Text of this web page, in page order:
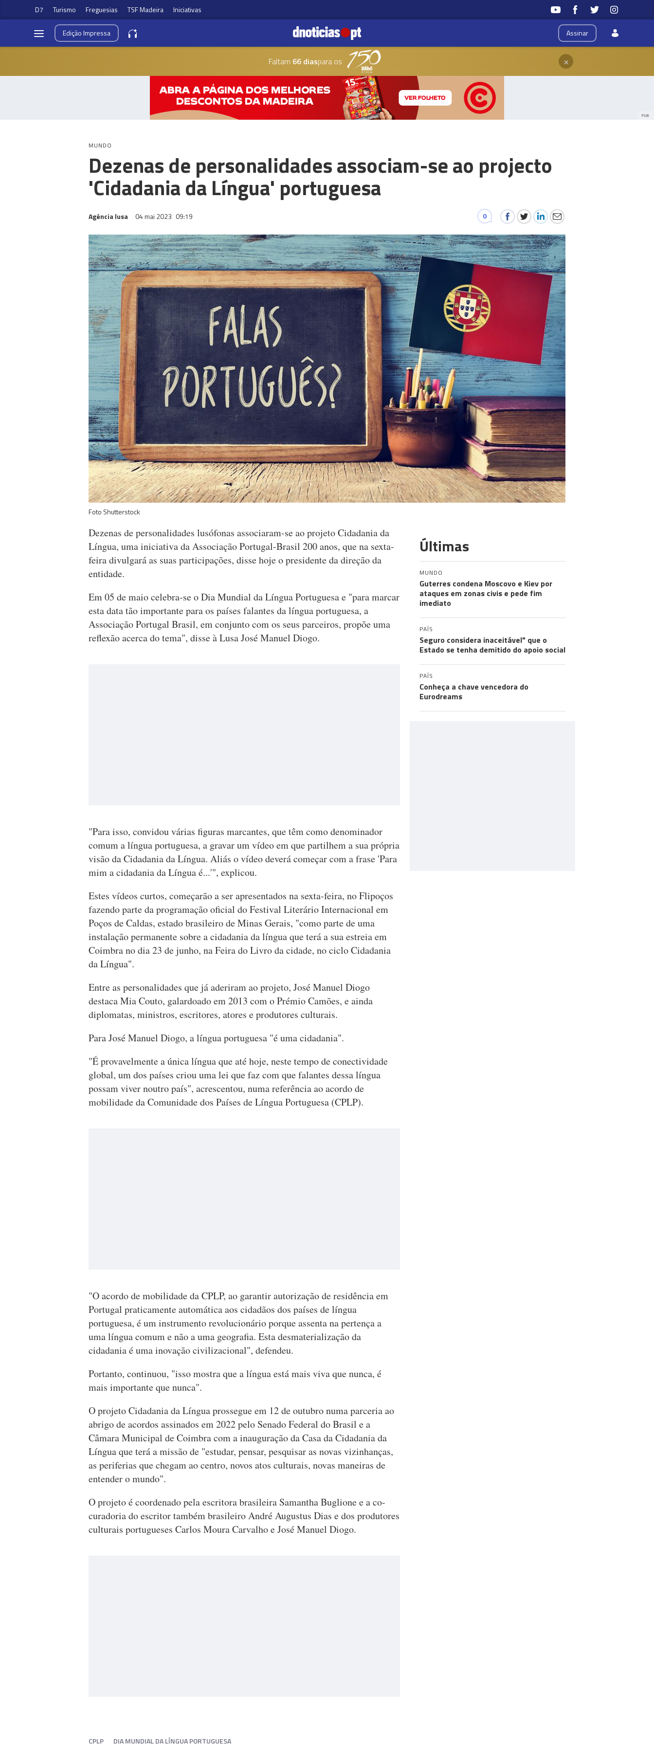
D7 Turismo Freguesias TSF Madeira Iniciativas
Assinar
EdiçãoImpressa
Faltam 66 diaspara os ×
PUB
MUNDO
Dezenas de personalidades associam-se ao projecto
'Cidadania da Língua' portuguesa
Agência lusa 04 mai 2023 09:19 0
Foto Shutterstock
Dezenas de personalidades lusófonas associaram-se ao projeto Cidadania da
Língua, uma iniciativa da Associação Portugal-Brasil 200 anos, que na sexta-
feira divulgará as suas participações, disse hoje o presidente da direção da
entidade.
Em 05 de maio celebra-se o Dia Mundial da Língua Portuguesa e "para marcar
esta data tão importante para os países falantes da língua portuguesa, a
Associação Portugal Brasil, em conjunto com os seus parceiros, propõe uma
reflexão acerca do tema", disse à Lusa José Manuel Diogo.
"Para isso, convidou várias figuras marcantes, que têm como denominador
comum a língua portuguesa, a gravar um vídeo em que partilhem a sua própria
visão da Cidadania da Língua. Aliás o vídeo deverá começar com a frase 'Para
mim a cidadania da Língua é...'", explicou.
Estes vídeos curtos, começarão a ser apresentados na sexta-feira, no Flipoços
fazendo parte da programação oficial do Festival Literário Internacional em
Poços de Caldas, estado brasileiro de Minas Gerais, "como parte de uma
instalação permanente sobre a cidadania da língua que terá a sua estreia em
Coimbra no dia 23 de junho, na Feira do Livro da cidade, no ciclo Cidadania
da Língua".
Entre as personalidades que já aderiram ao projeto, José Manuel Diogo
destaca Mia Couto, galardoado em 2013 com o Prémio Camões, e ainda
diplomatas, ministros, escritores, atores e produtores culturais.
Para José Manuel Diogo, a língua portuguesa "é uma cidadania".
"É provavelmente a única língua que até hoje, neste tempo de conectividade
global, um dos países criou uma lei que faz com que falantes dessa língua
possam viver noutro país", acrescentou, numa referência ao acordo de
mobilidade da Comunidade dos Países de Língua Portuguesa (CPLP).
"O acordo de mobilidade da CPLP, ao garantir autorização de residência em
Portugal praticamente automática aos cidadãos dos países de língua
portuguesa, é um instrumento revolucionário porque assenta na pertença a
uma língua comum e não a uma geografia. Esta desmaterialização da
cidadania é uma inovação civilizacional", defendeu.
Portanto, continuou, "isso mostra que a língua está mais viva que nunca, é
mais importante que nunca".
O projeto Cidadania da Língua prossegue em 12 de outubro numa parceria ao
abrigo de acordos assinados em 2022 pelo Senado Federal do Brasil e a
Câmara Municipal de Coimbra com a inauguração da Casa da Cidadania da
Língua que terá a missão de "estudar, pensar, pesquisar as novas vizinhanças,
as periferias que chegam ao centro, novos atos culturais, novas maneiras de
entender o mundo".
O projeto é coordenado pela escritora brasileira Samantha Buglione e a co-
curadoria do escritor também brasileiro André Augustus Dias e dos produtores
culturais portugueses Carlos Moura Carvalho e José Manuel Diogo.
CPLP DIA MUNDIAL DA LÍNGUA PORTUGUESA
Últimas
MUNDO
Guterres condena Moscovo e Kiev por
ataques em zonas civis e pede fim
imediato
PAÍS
Seguro considera inaceitável" que o
Estado se tenha demitido do apoio social
PAÍS
Conheça a chave vencedora do
Eurodreams